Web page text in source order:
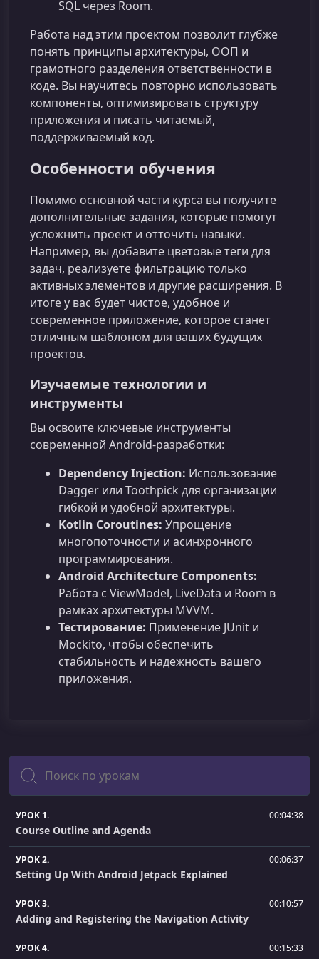
SQL через Room.
Работа над этим проектом позволит глубже
понять принципы архитектуры, ООП и
грамотного разделения ответственности в
коде. Вы научитесь повторно использовать
компоненты, оптимизировать структуру
приложения и писать читаемый,
поддерживаемый код.
Особенности обучения
Помимо основной части курса вы получите
дополнительные задания, которые помогут
усложнить проект и отточить навыки.
Например, вы добавите цветовые теги для
задач, реализуете фильтрацию только
активных элементов и другие расширения. В
итоге у вас будет чистое, удобное и
современное приложение, которое станет
отличным шаблоном для ваших будущих
проектов.
Изучаемые технологии и
инструменты
Вы освоите ключевые инструменты
современной Android-разработки:
Dependency Injection: Использование
Dagger или Toothpick для организации
гибкой и удобной архитектуры.
Kotlin Coroutines: Упрощение
многопоточности и асинхронного
программирования.
Android Architecture Components:
Работа с ViewModel, LiveData и Room в
рамках архитектуры MVVM.
Тестирование: Применение JUnit и
Mockito, чтобы обеспечить
стабильность и надежность вашего
приложения.
Поиск
УРОК 1. 00:04:38
Course Outline and Agenda
УРОК 2. 00:06:37
Setting Up With Android Jetpack Explained
УРОК 3. 00:10:57
Adding and Registering the Navigation Activity
УРОК 4. 00:15:33